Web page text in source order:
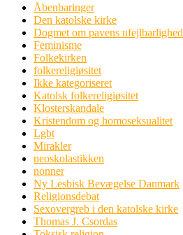
Åbenbaringer
Den katolske kirke
Dogmet om pavens ufejlbarlighed
Feminisme
Folkekirken
folkereligiøsitet
Ikke kategoriseret
Katolsk folkereligiøsitet
Klosterskandale
Kristendom og homoseksualitet
Lgbt
Mirakler
neoskolastikken
nonner
Ny Lesbisk Bevægelse Danmark
Religionsdebat
Sexovergreb i den katolske kirke
Thomas J. Csordas